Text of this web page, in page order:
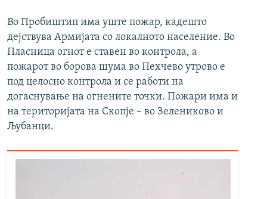
Во Пробиштип има уште пожар, кадешто
дејствува Армијата со локалното население. Во
Пласница огнот е ставен во контрола, а
пожарот во борова шума во Пехчево утрово е
под целосно контрола и се работи на
догаснување на огнените точки. Пожари има и
на територијата на Скопје – во Зелениково и
Љубанци.